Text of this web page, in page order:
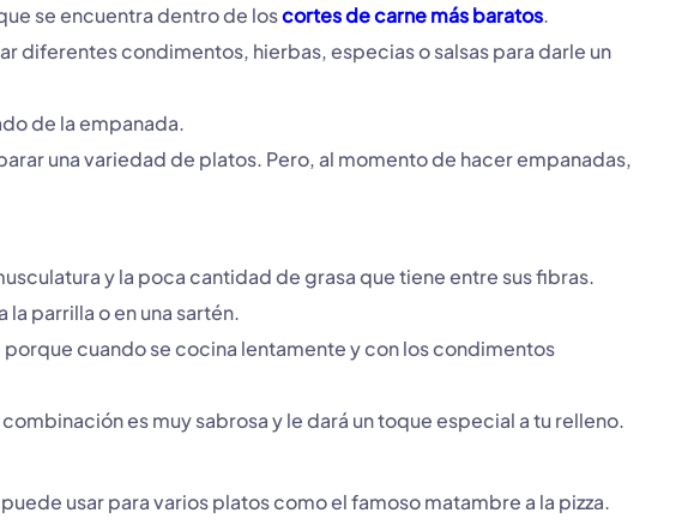
se encuentra dentro de loscortes de carne más baratos.
diferentes condimentos, hierbas, especias o salsas para darle un
de la empanada.
una variedad de platos. Pero, al momento de hacer empanadas,
y la poca cantidad de grasa que tiene entre sus fibras.
parrilla o en una sartén.
cuando se cocina lentamente y con los condimentos
es muy sabrosa y le dará un toque especial a tu relleno.
usar para varios platos como el famoso matambre a la pizza.